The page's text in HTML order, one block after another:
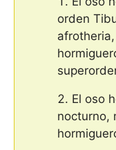
orden
El oso
nocturno,